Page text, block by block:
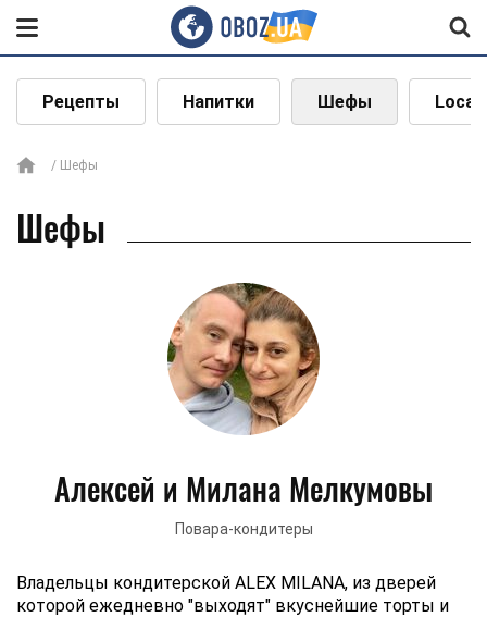
Рецепты Напитки Шефы Local
Шефы
Шефы
Алексей и Милана Мелкумовы
Повара-кондитеры
Владельцы кондитерской ALEX MILANA, из дверей
которой ежедневно "выходят" вкуснейшие торты и